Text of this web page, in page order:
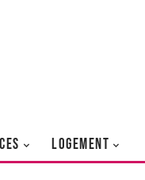
LOGEMENT